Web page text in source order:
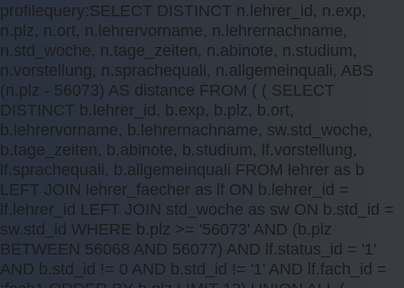
profilequery:SELECT DISTINCT n.lehrer_id, n.exp,
n.plz, n.ort, n.lehrervorname, n.lehrernachname,
n.std_woche, n.tage_zeiten, n.abinote, n.studium,
n.vorstellung, n.sprachequali, n.allgemeinquali, ABS
(n.plz - 56073) AS distance FROM ( ( SELECT
DISTINCT b.lehrer_id, b.exp, b.plz, b.ort,
b.lehrervorname, b.lehrernachname, sw.std_woche,
b.tage_zeiten, b.abinote, b.studium, lf.vorstellung,
lf.sprachequali, b.allgemeinquali FROM lehrer as b
LEFT JOIN lehrer_faecher as lf ON b.lehrer_id =
lf.lehrer_id LEFT JOIN std_woche as sw ON b.std_id =
sw.std_id WHERE b.plz >= '56073' AND (b.plz
BETWEEN 56068 AND 56077) AND lf.status_id = '1'
AND b.std_id != 0 AND b.std_id != '1' AND lf.fach_id =